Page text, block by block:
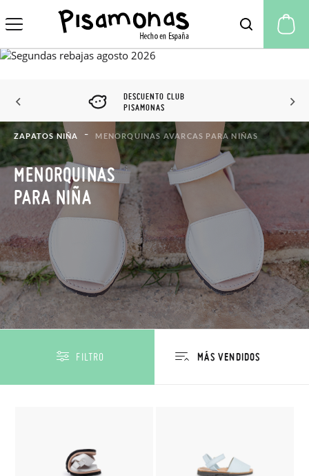
DESCUENTO CLUB
PISAMONAS
ZAPATOS NIÑA MENORQUINAS AVARCAS PARA NIÑAS
MENORQUINAS
PARA NIÑA
FILTRO